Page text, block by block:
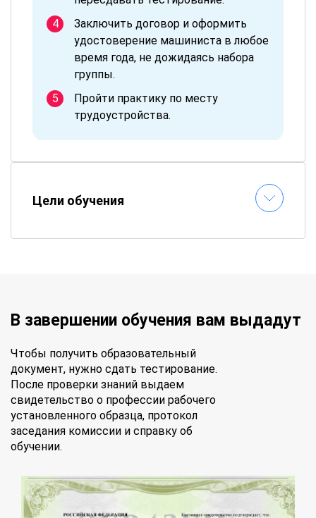
Заключить договор и оформить
удостоверение машиниста в любое
время года, не дожидаясь набора
группы.
Пройти практику по месту
трудоустройства.
Цели обучения
В завершении обучения вам выдадут
Чтобы получить образовательный
документ, нужно сдать тестирование.
После проверки знаний выдаем
свидетельство о профессии рабочего
установленного образца, протокол
заседания комиссии и справку об
обучении.